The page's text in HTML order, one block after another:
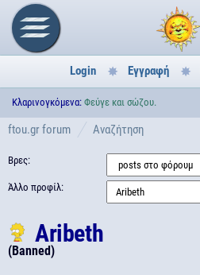
Login Εγγραφή
Κλαρινογκόμενα: Φεύγε και σώζου.
ftou.gr forum Αναζήτηση
Aribeth
(Banned)
Βρες:
Άλλο προφίλ: